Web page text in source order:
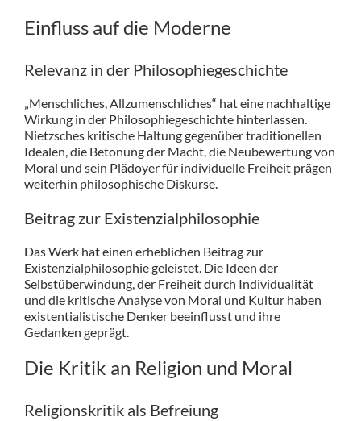
Einfluss auf die Moderne
Relevanz in der Philosophiegeschichte
„Menschliches, Allzumenschliches“ hat eine nachhaltige
Wirkung in der Philosophiegeschichte hinterlassen.
Nietzsches kritische Haltung gegenüber traditionellen
Idealen, die Betonung der Macht, die Neubewertung von
Moral und sein Plädoyer für individuelle Freiheit prägen
weiterhin philosophische Diskurse.
Beitrag zur Existenzialphilosophie
Das Werk hat einen erheblichen Beitrag zur
Existenzialphilosophie geleistet. Die Ideen der
Selbstüberwindung, der Freiheit durch Individualität
und die kritische Analyse von Moral und Kultur haben
existentialistische Denker beeinflusst und ihre
Gedanken geprägt.
Die Kritik an Religion und Moral
Religionskritik als Befreiung